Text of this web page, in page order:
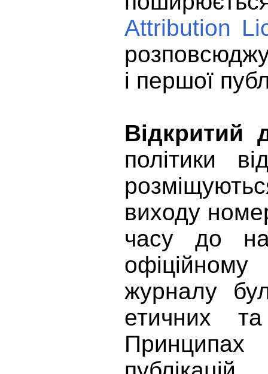
Attribution
і першої
Відкритий
політики
виходу
часу до
журналу
етичних
Принципах